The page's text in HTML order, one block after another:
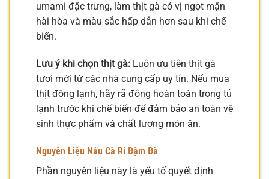
umami đặc trưng, làm thịt gà có vị ngọt mặn
hài hòa và màu sắc hấp dẫn hơn sau khi chế
biến.
Lưu ý khi chọn thịt gà: Luôn ưu tiên thịt gà
tươi mới từ các nhà cung cấp uy tín. Nếu mua
thịt đông lạnh, hãy rã đông hoàn toàn trong tủ
lạnh trước khi chế biến để đảm bảo an toàn vệ
sinh thực phẩm và chất lượng món ăn.
Nguyên Liệu Nấu Cà Ri Đậm Đà
Phần nguyên liệu này là yếu tố quyết định